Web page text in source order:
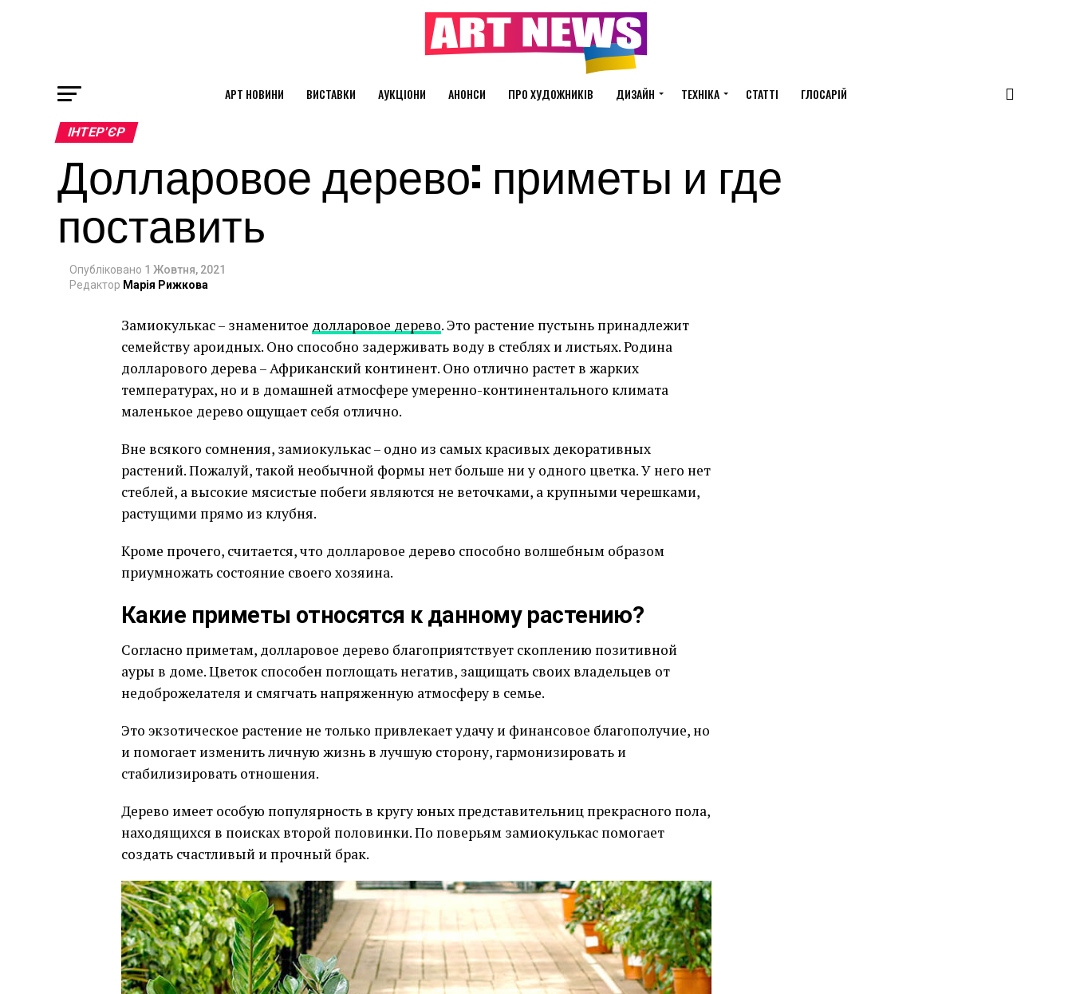
АРТ НОВИНИ ВИСТАВКИ АУКЦІОНИ АНОНСИ ПРО ХУДОЖНИКІВ ДИЗАЙН ТЕХНІКА СТАТТІ ГЛОСАРІЙ
ІНТЕР'ЄР
Долларовое дерево: приметы и где
поставить
Опубліковано 1 Жовтня, 2021
Редактор Марія Рижкова
Замиокулькас – знаменитое долларовое дерево. Это растение пустынь принадлежит
семейству ароидных. Оно способно задерживать воду в стеблях и листьях. Родина
долларового дерева – Африканский континент. Оно отлично растет в жарких
температурах, но и в домашней атмосфере умеренно-континентального климата
маленькое дерево ощущает себя отлично.
Вне всякого сомнения, замиокулькас – одно из самых красивых декоративных
растений. Пожалуй, такой необычной формы нет больше ни у одного цветка. У него нет
стеблей, а высокие мясистые побеги являются не веточками, а крупными черешками,
растущими прямо из клубня.
Кроме прочего, считается, что долларовое дерево способно волшебным образом
приумножать состояние своего хозяина.
Какие приметы относятся к данному растению?
Согласно приметам, долларовое дерево благоприятствует скоплению позитивной
ауры в доме. Цветок способен поглощать негатив, защищать своих владельцев от
недоброжелателя и смягчать напряженную атмосферу в семье.
Это экзотическое растение не только привлекает удачу и финансовое благополучие, но
и помогает изменить личную жизнь в лучшую сторону, гармонизировать и
стабилизировать отношения.
Дерево имеет особую популярность в кругу юных представительниц прекрасного пола,
находящихся в поисках второй половинки. По поверьям замиокулькас помогает
создать счастливый и прочный брак.